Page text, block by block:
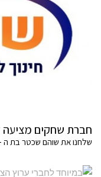
חברת שחקים מציעה
שלחנו את שוהם שכטר בת ה - 10 להתנסות בעשרה